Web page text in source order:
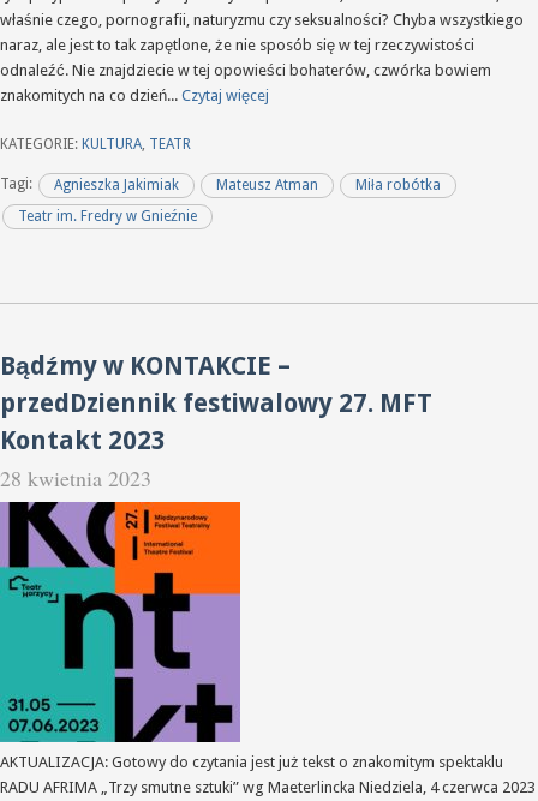
właśnie czego, pornografii, naturyzmu czy seksualności? Chyba wszystkiego
naraz, ale jest to tak zapętlone, że nie sposób się w tej rzeczywistości
odnaleźć. Nie znajdziecie w tej opowieści bohaterów, czwórka bowiem
znakomitych na co dzień... Czytaj więcej
KATEGORIE: KULTURA, TEATR
Tagi: Agnieszka Jakimiak Mateusz Atman
Miła robótka
Teatr im. Fredry w Gnieźnie
Bądźmy w KONTAKCIE –
przedDziennik festiwalowy 27. MFT
Kontakt 2023
28 kwietnia 2023
AKTUALIZACJA: Gotowy do czytania jest już tekst o znakomitym spektaklu
RADU AFRIMA „Trzy smutne sztuki” wg Maeterlincka Niedziela, 4 czerwca 2023